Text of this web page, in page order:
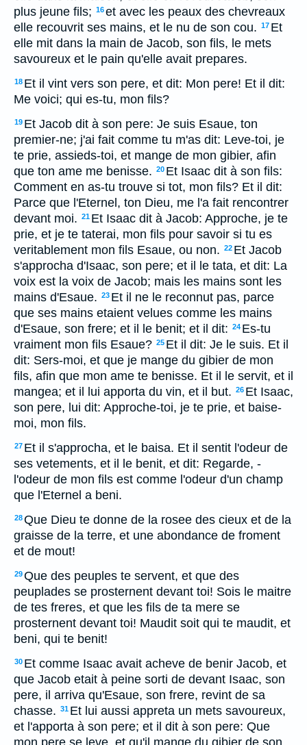
plus jeune fils; 16et avec les peaux des chevreaux
elle recouvrit ses mains, et le nu de son cou. 17 Et
elle mit dans la main de Jacob, son fils, le mets
savoureux et le pain qu'elle avait prepares.
18 Et il vint vers son pere, et dit: Mon pere! Et il dit:
Me voici; qui es-tu, mon fils?
19 Et Jacob dit à son pere: Je suis Esaue, ton
premier-ne; j'ai fait comme tu m'as dit: Leve-toi, je
te prie, assieds-toi, et mange de mon gibier, afin
que ton ame me benisse. 20 Et Isaac dit à son fils:
Comment en as-tu trouve si tot, mon fils? Et il dit:
Parce que l'Eternel, ton Dieu, me l'a fait rencontrer
devant moi. 21 Et Isaac dit à Jacob: Approche, je te
prie, et je te taterai, mon fils pour savoir si tu es
veritablement mon fils Esaue, ou non. 22 Et Jacob
s'approcha d'Isaac, son pere; et il le tata, et dit: La
voix est la voix de Jacob; mais les mains sont les
mains d'Esaue. 23 Et il ne le reconnut pas, parce
que ses mains etaient velues comme les mains
d'Esaue, son frere; et il le benit; et il dit: 24 Es-tu
vraiment mon fils Esaue? 25 Et il dit: Je le suis. Et il
dit: Sers-moi, et que je mange du gibier de mon
fils, afin que mon ame te benisse. Et il le servit, et il
mangea; et il lui apporta du vin, et il but. 26 Et Isaac,
son pere, lui dit: Approche-toi, je te prie, et baise-
moi, mon fils.
27 Et il s'approcha, et le baisa. Et il sentit l'odeur de
ses vetements, et il le benit, et dit: Regarde, -
l'odeur de mon fils est comme l'odeur d'un champ
que l'Eternel a beni.
28Que Dieu te donne de la rosee des cieux et de la
graisse de la terre, et une abondance de froment
et de mout!
29Que des peuples te servent, et que des
peuplades se prosternent devant toi! Sois le maitre
de tes freres, et que les fils de ta mere se
prosternent devant toi! Maudit soit qui te maudit, et
beni, qui te benit!
30 Et comme Isaac avait acheve de benir Jacob, et
que Jacob etait à peine sorti de devant Isaac, son
pere, il arriva qu'Esaue, son frere, revint de sa
chasse. 31 Et lui aussi appreta un mets savoureux,
et l'apporta à son pere; et il dit à son pere: Que
mon pere se leve, et qu'il mange du gibier de son